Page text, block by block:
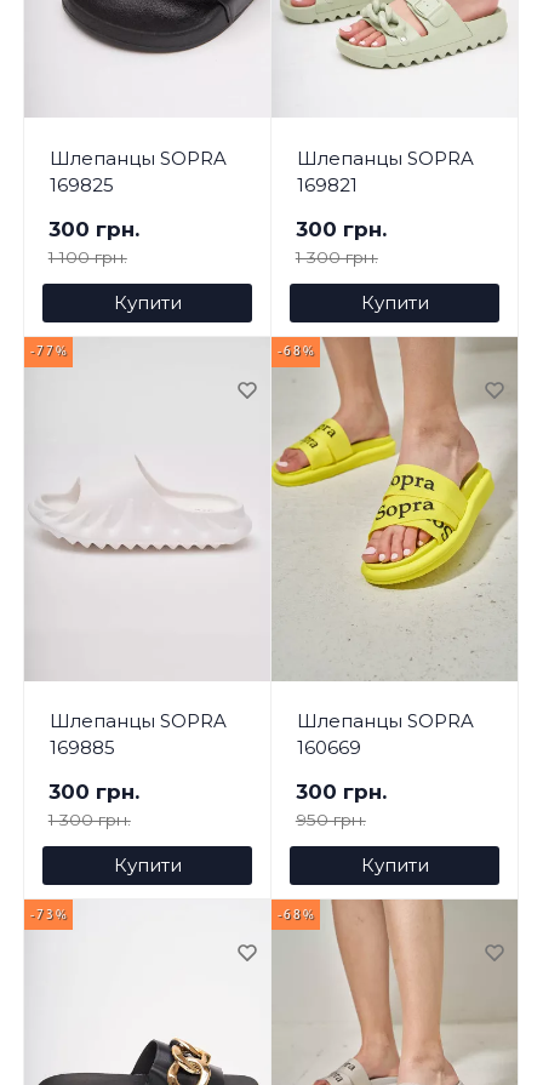
Шлепанцы SOPRA
169825
300 грн.
1 100 грн.
Купити
Шлепанцы SOPRA
169821
300 грн.
1 300 грн.
Купити
-77%
Шлепанцы SOPRA
169885
300 грн.
1 300 грн.
Купити
-68%
Шлепанцы SOPRA
160669
300 грн.
950 грн.
Купити
-73% -68%